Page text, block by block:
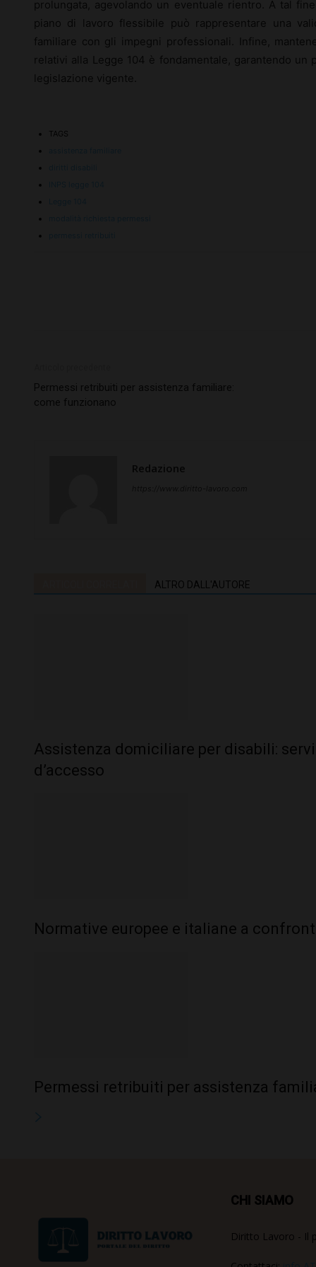
prolungata, agevolando un eventuale rientro. A tal
piano di lavoro flessibile può rappresentare una
familiare con gli impegni professionali. Infine,
relativi alla Legge 104 è fondamentale, garantendo
legislazione vigente.
TAGS
Permessi retribuiti per assistenza familiare:
come funzionano
Redazione
ALTRO DALL'AUTORE
Assistenza domiciliare per disabili:
d’accesso
Normative europee e italiane a
Permessi retribuiti per assistenza
CHI SIAMO
Diritto Lavoro - Il